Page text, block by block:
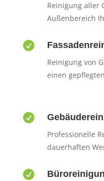
Reinigung aller
Außenbereich

Reinigung von
einen

Professionelle
dauerhaften
